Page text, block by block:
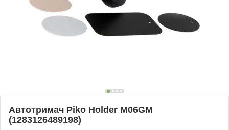
Автотримач Piko Holder M06GM
(1283126489198)